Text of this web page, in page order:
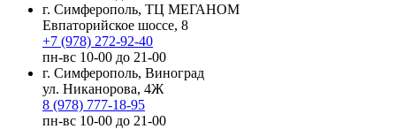
г. Симферополь, ТЦ МЕГАНОМ
Евпаторийское шоссе, 8
+7 (978) 272-92-40
пн-вс 10-00 до 21-00
г. Симферополь, Виноград
ул. Никанорова, 4Ж
8 (978) 777-18-95
пн-вс 10-00 до 21-00